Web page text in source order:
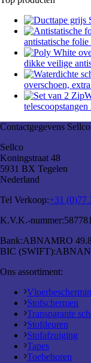
antistatische
dikke veilige
overschoen,
Contactgegevens Sellco
Sellco
Koningstraat 48
5931 BX Tegelen
Nederland
Tel Verkoop:+31 (0)77
K.V.K.-nummer:
Bank:ABNAMRO
BIC (SWIFT):
Ons assortiment:
Stofschermen
Transparante
Stofdeuren
Stofafzuiging
Tapes
Toebehoren